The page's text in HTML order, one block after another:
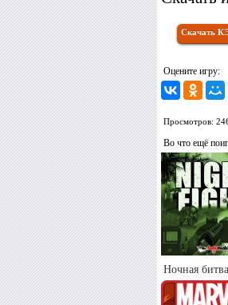
Скачать
Оцените игру:
Просмотров:
Во что ещё
Ночная битва